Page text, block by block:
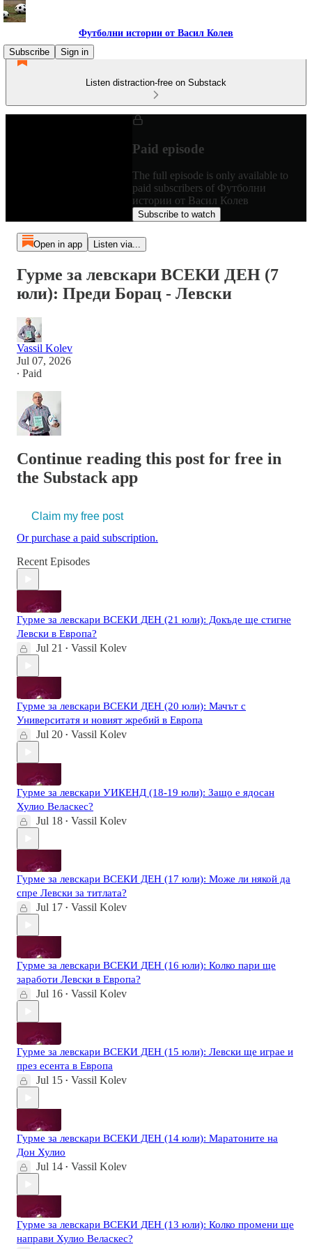
Футболни истории от Васил Колев
Subscribe
Sign in
Listen distraction-free on Substack
Paid episode
The full episode is only available to
paid subscribers of Футболни
истории от Васил Колев
Subscribe to watch
Open in app Listen via...
Гурме за левскари ВСЕКИ ДЕН (7
юли): Преди Борац - Левски
Vassil Kolev
Jul 07, 2026
∙ Paid
Continue reading this post for free in
the Substack app
Claim my free post
Or purchase a paid subscription.
Recent Episodes
Гурме за левскари ВСЕКИ ДЕН (21 юли): Докъде ще стигне
Левски в Европа?
Jul 21 • Vassil Kolev
Гурме за левскари ВСЕКИ ДЕН (20 юли): Мачът с
Университатя и новият жребий в Европа
Jul 20 • Vassil Kolev
Гурме за левскари УИКЕНД (18-19 юли): Защо е ядосан
Хулио Веласкес?
Jul 18 • Vassil Kolev
Гурме за левскари ВСЕКИ ДЕН (17 юли): Може ли някой да
спре Левски за титлата?
Jul 17 • Vassil Kolev
Гурме за левскари ВСЕКИ ДЕН (16 юли): Колко пари ще
заработи Левски в Европа?
Jul 16 • Vassil Kolev
Гурме за левскари ВСЕКИ ДЕН (15 юли): Левски ще играе и
през есента в Европа
Jul 15 • Vassil Kolev
Гурме за левскари ВСЕКИ ДЕН (14 юли): Маратоните на
Дон Хулио
Jul 14 • Vassil Kolev
Гурме за левскари ВСЕКИ ДЕН (13 юли): Колко промени ще
направи Хулио Веласкес?